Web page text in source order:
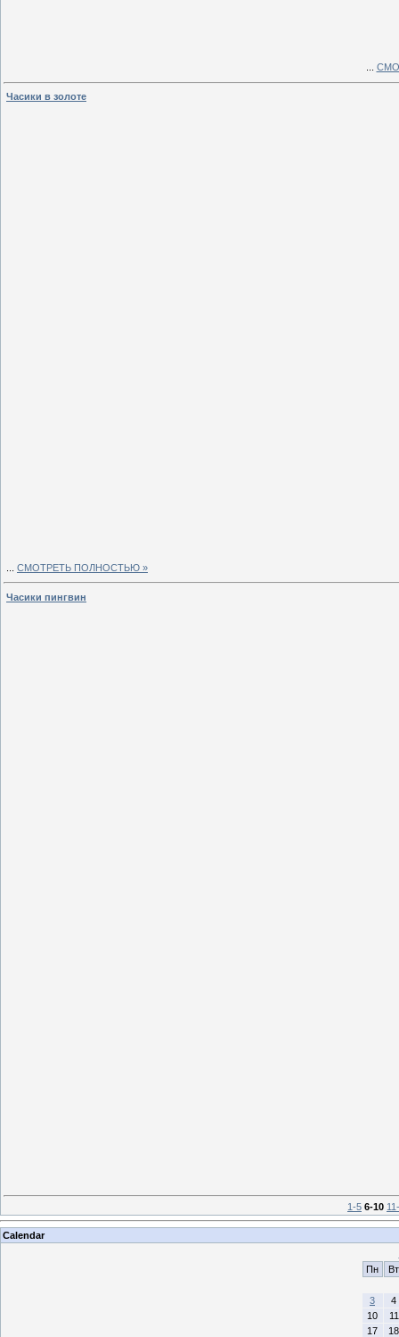
Часики в золоте
СМОТРЕТЬ ПОЛНОСТЬЮ »
Часики пингвин
1-5 6-10
Calendar
Пн
Вт
3
4
10
11
17
18